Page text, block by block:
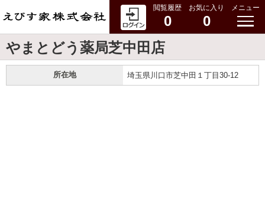
閲覧履歴
0
お気に入り
0
メニュー
やまとどう薬局芝中田店
所在地 埼玉県川口市芝中田１丁目30-12